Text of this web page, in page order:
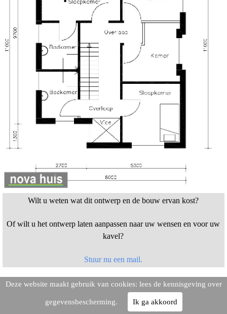
Wilt u weten wat dit ontwerp en de bouw ervan kost?
Of wilt u het ontwerp laten aanpassen naar uw wensen en voor uw
kavel?
Stuur nu een mail.
Deze website maakt gebruik van cookies: lees de kennisgeving over
gegevensbescherming. Ik ga akkoord